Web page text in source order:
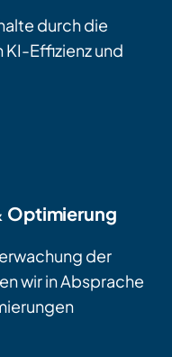
durch die
Effizienz und
Optimierung
der
wir in Absprache